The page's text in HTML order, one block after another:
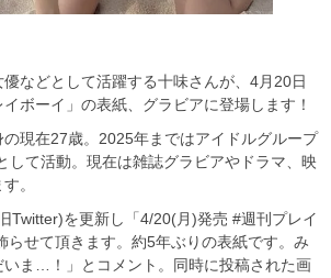
などとして活躍する十味さんが、4月20日
ボーイ」の表紙、グラビアに登場します！
現在27歳。2025年まではアイドルグループ
して活動。現在は雑誌グラビアやドラマ、映
。
Twitter)を更新し「4/20(月)発売 #週刊プレイ
らせて頂きます。約5年ぶりの表紙です。み
いま…！」とコメント。同時に投稿された画